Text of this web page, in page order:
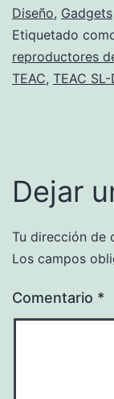
Diseño, Gadgets
Etiquetado
reproductores
TEAC, TEAC
Dejar
Tu dirección de
Los campos
Comentario *